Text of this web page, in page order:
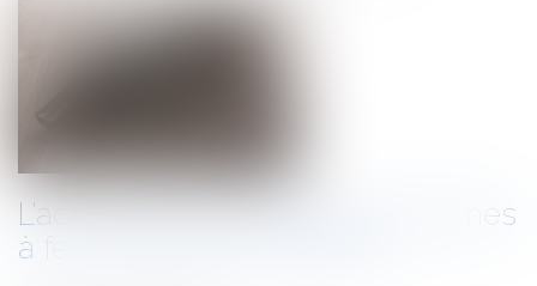
L’acquisition et la détention d’armes
à feu ou d’armes blanches